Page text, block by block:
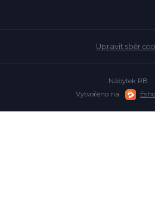
Upravit sběr
Nábytek RB
Vytvořeno na